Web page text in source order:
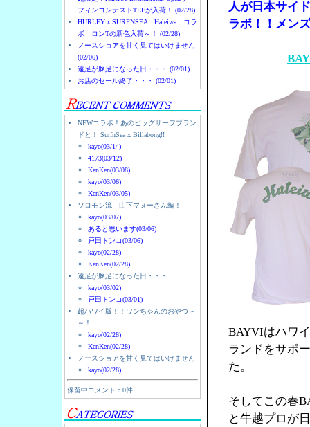
フィンコンテストTEEが入荷！ (02/28)
HURLEYｘSURFNSEA Haleiwa コラ
ボ ロンTの新色入荷～！ (02/28)
ノースショアを甘く見てはいけません
(02/06)
遠足が豚足になった日・・・ (02/01)
お店のセール終了・・・ (02/01)
NEWコラボ！あのビッグサーフブラン
ドと！ SurfnSea x Billabong!!
kayo(03/14)
4173(03/12)
KenKen(03/08)
kayo(03/06)
KenKen(03/05)
ソロモン流 山下マヌーさん編！
kayo(03/07)
あると思います(03/06)
戸田トンコ(03/06)
kayo(02/28)
KenKen(02/28)
遠足が豚足になった日・・・
kayo(03/02)
戸田トンコ(03/01)
超ハワイ版！！ワンちゃんのおやつ～
～！
kayo(02/28)
KenKen(02/28)
ノースショアを甘く見てはいけません
kayo(02/28)
保留中コメント：0件
人が日本サイ
ラボ！！メン
BAYVIはハワ
ランドをサポ
た。
そしてこの春
と牛越プロが